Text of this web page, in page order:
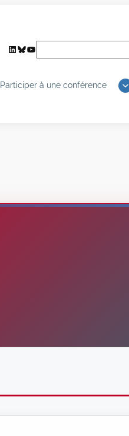
LinkedIn
Bluesky
YouTube
Participer à une conférence